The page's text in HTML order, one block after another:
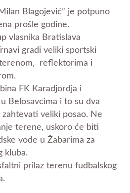
Milan Blagojević” je potpuno
prošle godine.
vlasnika Bratislava
gradi veliki sportski
reflektorima i
FK Karadjordja i
Belosavcima i to su dva
veliki posao. Ne
terene, uskoro će biti
vode u Žabarima za
kluba.
prilaz terenu fudbalskog